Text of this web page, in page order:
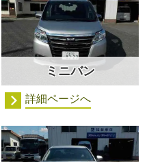
ミニバン
詳細ページへ